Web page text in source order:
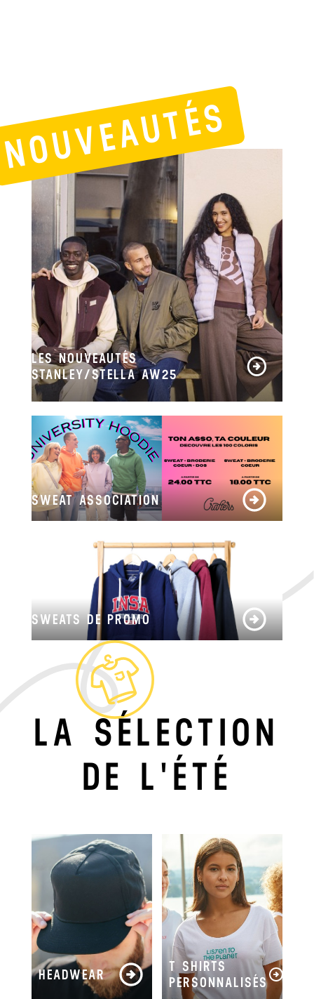
NOUVEAUTÉS
LES NOUVEAUTÉS
STANLEY/STELLA AW25
SWEAT ASSOCIATION
SWEATS DE PROMO
LA SÉLECTION
DE L'ÉTÉ
HEADWEAR
T SHIRTS
PERSONNALISÉS